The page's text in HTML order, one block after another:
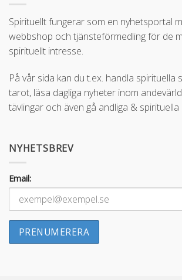
Spirituellt fungerar som en nyhetsportal
webbshop och tjänsteförmedling för de
spirituellt intresse.
På vår sida kan du t.ex. handla spirituella
tarot, läsa dagliga nyheter inom
tävlingar och även gå andliga & spirituella
NYHETSBREV
Email: